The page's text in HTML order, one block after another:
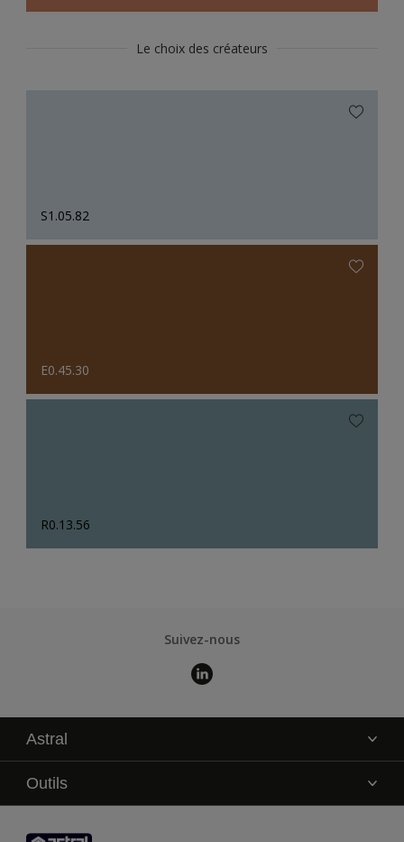
Le choix des créateurs
S1.05.82
E0.45.30
R0.13.56
Suivez-nous
Astral
La marque
Service technique
Contact
Outils